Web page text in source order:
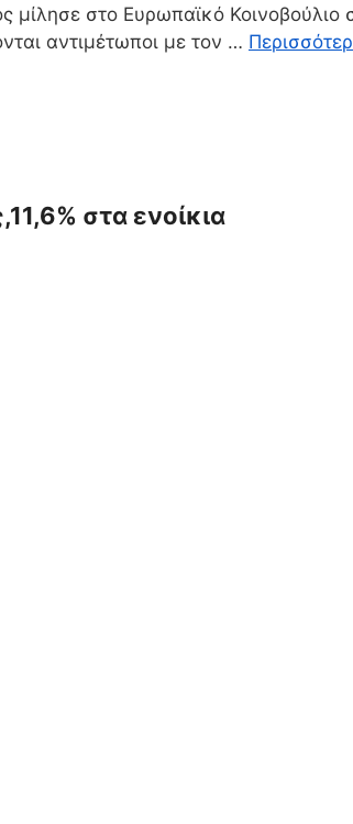
στο Ευρωπαϊκό Κοινοβούλιο
αντιμέτωποι με τον …
στα ενοίκια